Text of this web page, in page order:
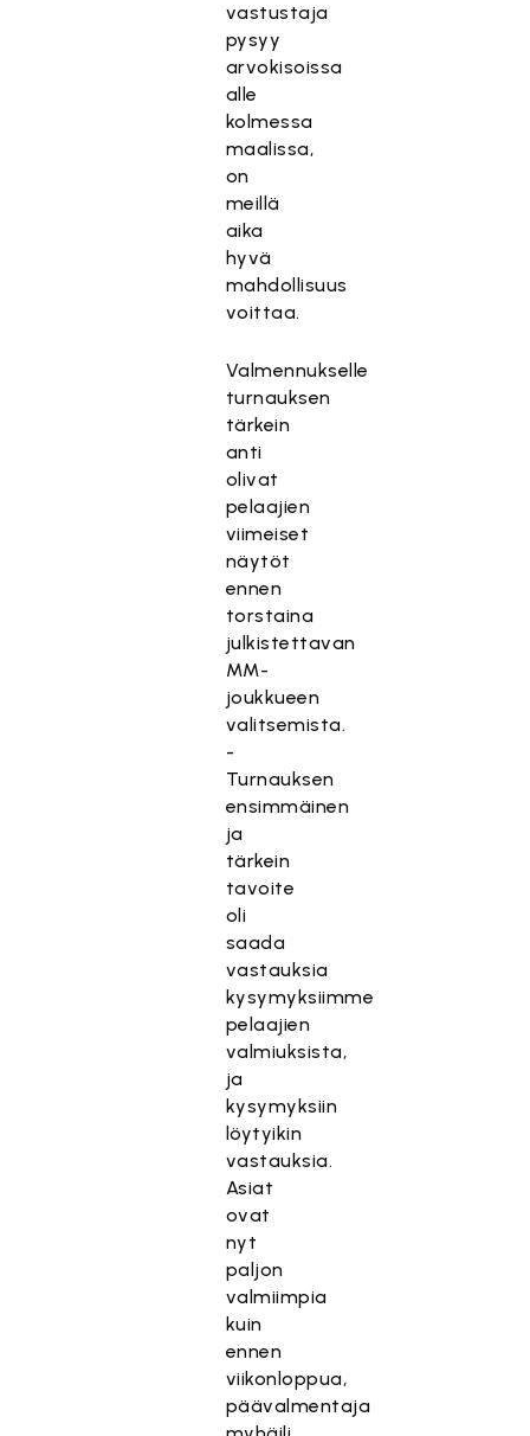
vastustaja
pysyy
arvokisoissa
alle
kolmessa
maalissa,
on
meillä
aika
hyvä
mahdollisuus
voittaa.
Valmennukselle
turnauksen
tärkein
anti
olivat
pelaajien
viimeiset
näytöt
ennen
torstaina
julkistettavan
MM-
joukkueen
valitsemista.
-
Turnauksen
ensimmäinen
ja
tärkein
tavoite
oli
saada
vastauksia
kysymyksiimme
pelaajien
valmiuksista,
ja
kysymyksiin
löytyikin
vastauksia.
Asiat
ovat
nyt
paljon
valmiimpia
kuin
ennen
viikonloppua,
päävalmentaja